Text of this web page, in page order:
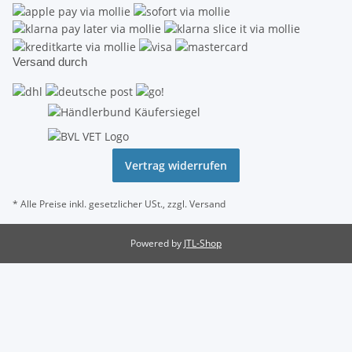
Versand durch
Vertrag widerrufen
* Alle Preise inkl. gesetzlicher USt., zzgl.Versand
Powered by JTL-Shop